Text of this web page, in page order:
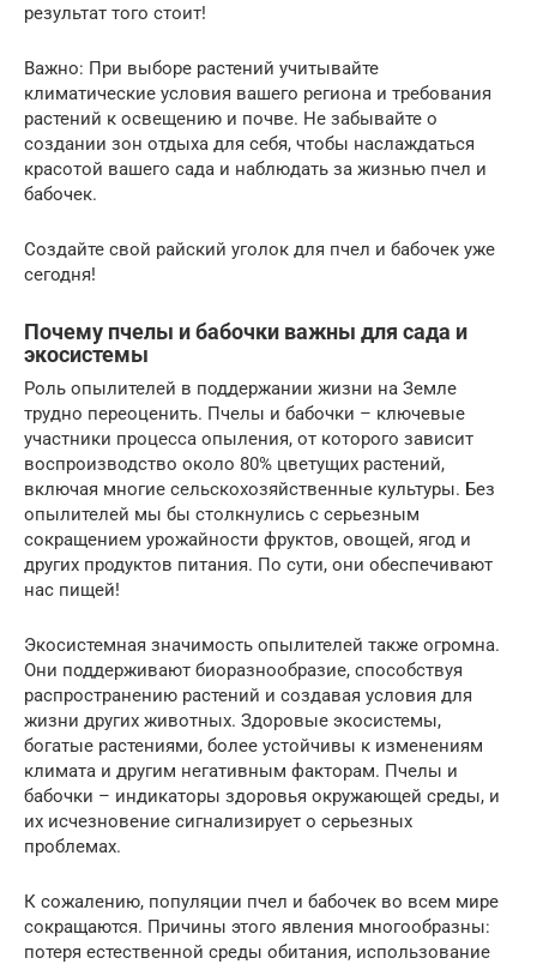
результат того стоит!
Важно: При выборе растений учитывайте
климатические условия вашего региона и требования
растений к освещению и почве. Не забывайте о
создании зон отдыха для себя, чтобы наслаждаться
красотой вашего сада и наблюдать за жизнью пчел и
бабочек.
Создайте свой райский уголок для пчел и бабочек уже
сегодня!
Почему пчелы и бабочки важны для сада и
экосистемы
Роль опылителей в поддержании жизни на Земле
трудно переоценить. Пчелы и бабочки – ключевые
участники процесса опыления, от которого зависит
воспроизводство около 80% цветущих растений,
включая многие сельскохозяйственные культуры. Без
опылителей мы бы столкнулись с серьезным
сокращением урожайности фруктов, овощей, ягод и
других продуктов питания. По сути, они обеспечивают
нас пищей!
Экосистемная значимость опылителей также огромна.
Они поддерживают биоразнообразие, способствуя
распространению растений и создавая условия для
жизни других животных. Здоровые экосистемы,
богатые растениями, более устойчивы к изменениям
климата и другим негативным факторам. Пчелы и
бабочки – индикаторы здоровья окружающей среды, и
их исчезновение сигнализирует о серьезных
проблемах.
К сожалению, популяции пчел и бабочек во всем мире
сокращаются. Причины этого явления многообразны:
потеря естественной среды обитания, использование